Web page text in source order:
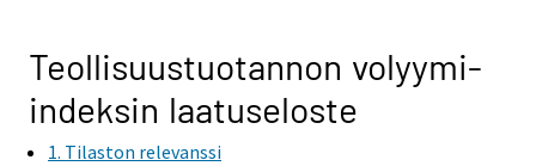
Teollisuustuotannon volyymi-
indeksin laatuseloste
1. Tilaston relevanssi